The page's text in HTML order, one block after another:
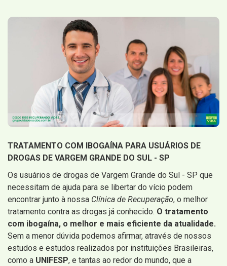
TRATAMENTO COM IBOGAÍNA PARA USUÁRIOS DE
DROGAS DE VARGEM GRANDE DO SUL - SP
Os usuários de drogas de Vargem Grande do Sul - SP que
necessitam de ajuda para se libertar do vício podem
encontrar junto à nossa Clínica de Recuperação, o melhor
tratamento contra as drogas já conhecido. O tratamento
com ibogaína, o melhor e mais eficiente da atualidade.
Sem a menor dúvida podemos afirmar, através de nossos
estudos e estudos realizados por instituições Brasileiras,
como a UNIFESP, e tantas ao redor do mundo, que a